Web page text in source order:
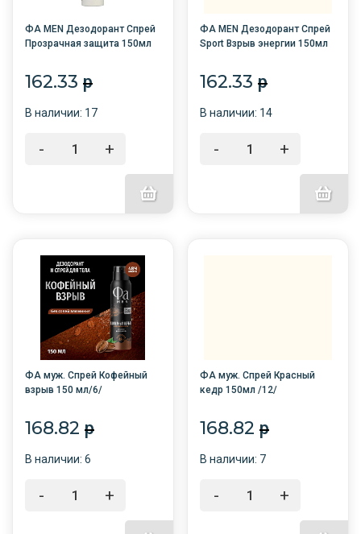
ФА MEN Дезодорант Спрей
Прозрачная защита 150мл
162.33 p
В наличии: 17
- +
ФА MEN Дезодорант Спрей
Sport Взрыв энергии 150мл
162.33p
В наличии: 14
- +
ФА муж. Спрей Кофейный
взрыв 150 мл/6/
168.82 p
В наличии: 6
- +
ФА муж. Спрей Красный
кедр 150мл /12/
168.82p
В наличии: 7
- +